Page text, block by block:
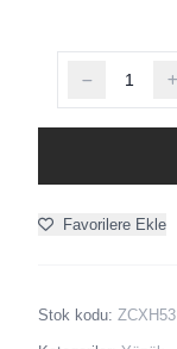
Favorilere Ekle
Stok kodu: ZCXH53